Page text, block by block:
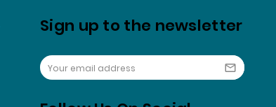
Sign up to the newsletter
